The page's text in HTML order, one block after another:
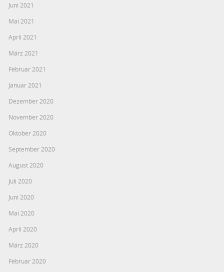
Juni 2021
Mai 2021
April 2021
März 2021
Februar 2021
Januar 2021
Dezember 2020
November 2020
Oktober 2020
September 2020
August 2020
Juli 2020
Juni 2020
Mai 2020
April 2020
März 2020
Februar 2020